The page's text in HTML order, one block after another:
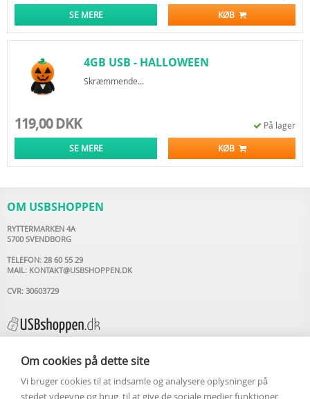
SE MERE KØB
4GB USB - HALLOWEEN
Skræmmende...
119,00 DKK På lager
SE MERE KØB
OM USBSHOPPEN
RYTTERMARKEN 4A
5700 SVENDBORG
TELEFON: 28 60 55 29
MAIL: KONTAKT@USBSHOPPEN.DK
CVR: 30603729
INFORMATION
Om cookies på dette site
Vi bruger cookies til at indsamle og analysere oplysninger på
stedet ydeevne og brug, til at give de sociale medier funktioner